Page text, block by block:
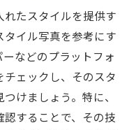
たスタイルを提供す
タイル写真を参考にす
などのプラットフォ
ェックし、そのスタ
けましょう。特に、
することで、その技